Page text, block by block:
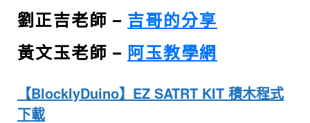
劉正吉老師 – 吉哥的分享
黃文玉老師 – 阿玉教學網
【BlocklyDuino】EZ SATRT KIT 積木程式
下載